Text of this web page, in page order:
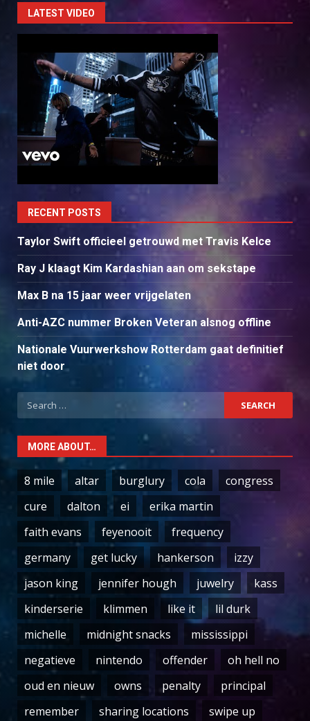
LATEST VIDEO
RECENT POSTS
Taylor Swift officieel getrouwd met Travis Kelce
Ray J klaagt Kim Kardashian aan om sekstape
Max B na 15 jaar weer vrijgelaten
Anti-AZC nummer Broken Veteran alsnog offline
Nationale Vuurwerkshow Rotterdam gaat definitief
niet door
Search
for:
MORE ABOUT…
8 mile altar burglury cola
congress
cure
dalton ei
erika martin
faith evans
feyenooit
frequency
germany
get lucky hankerson
izzy
jason king
jennifer hough juwelry
kass
kinderserie
klimmen like it
lil durk
michelle
midnight snacks
mississippi
negatieve
nintendo offender
oh hell no
oud en nieuw
owns penalty
principal
remember
sharing locations swipe up